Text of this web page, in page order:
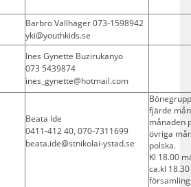
Barbro Vallhäger 073-1598942
yki@youthkids.se
Ines Gynette Buzirukanyo
073 5439874
ines_gynette@hotmail.com
Beata Ide
0411-412 40, 070-7311699
beata.ide@stnikolai-ystad.se
fjärde
månaden
övriga
polska.
Kl 18.00
ca.kl